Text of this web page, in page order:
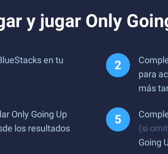
y jugar Only
en tu
para
más
Only Going Up
los resultados
(si
Going